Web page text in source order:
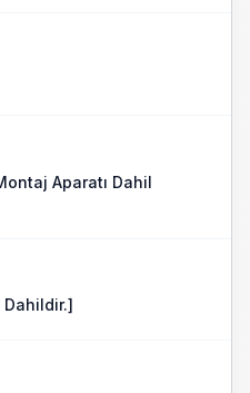
Aparatı Dahil
Dahildir.]